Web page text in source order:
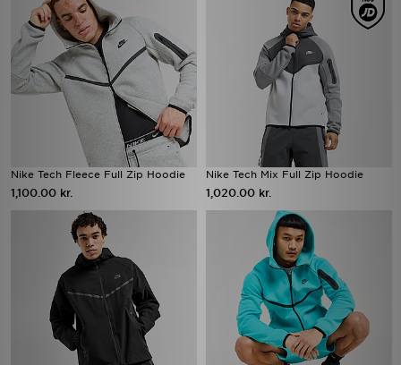
Nike Tech Fleece Full Zip Hoodie
1,100.00 kr.
Nike Tech Mix Full Zip Hoodie
1,020.00 kr.